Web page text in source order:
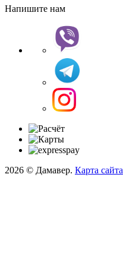
Напишите нам
2026 © Дамавер. Карта сайта